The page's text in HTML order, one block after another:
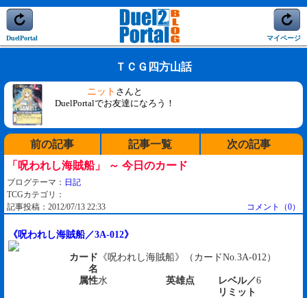
DuelPortal マイページ
ＴＣＧ四方山話
ニット さんと
DuelPortalでお友達になろう！
前の記事 記事一覧
次の記事
「呪われし海賊船」 ～ 今日のカード
ブログテーマ： 日記
TCGカテゴリ：
記事投稿：2012/07/13 22:33
コメント（0）
《呪われし海賊船／3A-012》
カード
名
《呪われし海賊船》（カードNo.3A-012）
属性水 英雄点
レベル／
リミット
6